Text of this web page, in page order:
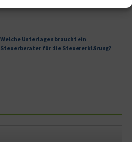
Welche Unterlagen braucht ein
Steuerberater für die Steuererklärung?